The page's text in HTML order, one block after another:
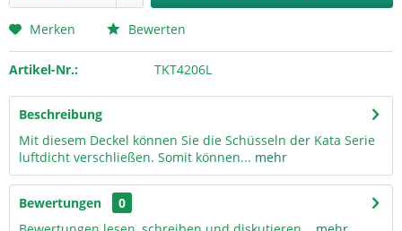
Merken Bewerten
Artikel-Nr.: TKT4206L
Beschreibung
Mit diesem Deckel können Sie die Schüsseln der Kata Serie
luftdicht verschließen. Somit können... mehr
Bewertungen
0